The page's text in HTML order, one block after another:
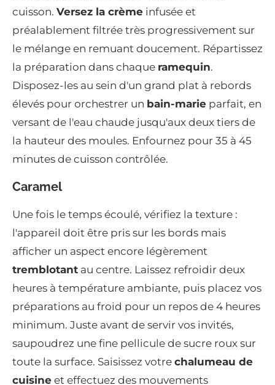
cuisson. Versez la crème infusée et
préalablement filtrée très progressivement sur
le mélange en remuant doucement. Répartissez
la préparation dans chaque ramequin.
Disposez-les au sein d'un grand plat à rebords
élevés pour orchestrer un bain-marie parfait, en
versant de l'eau chaude jusqu'aux deux tiers de
la hauteur des moules. Enfournez pour 35 à 45
minutes de cuisson contrôlée.
Caramel
Une fois le temps écoulé, vérifiez la texture :
l'appareil doit être pris sur les bords mais
afficher un aspect encore légèrement
tremblotant au centre. Laissez refroidir deux
heures à température ambiante, puis placez vos
préparations au froid pour un repos de 4 heures
minimum. Juste avant de servir vos invités,
saupoudrez une fine pellicule de sucre roux sur
toute la surface. Saisissez votre chalumeau de
cuisine et effectuez des mouvements